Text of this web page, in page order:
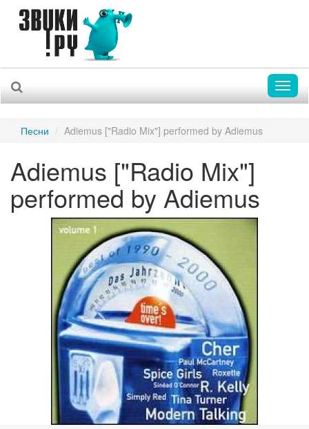
Песни Adiemus ["Radio Mix"] performed by Adiemus
Adiemus ["Radio Mix"]
performed by Adiemus